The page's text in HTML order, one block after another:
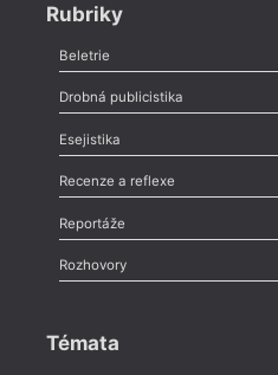
Rubriky
Beletrie
Poezie,Próza,Dokumenty
Drobná publicistika
Odlesk
Nekrolog,Glosa,Sloupek,
Esejistika
Esej ,Pádlo,Úvaha
Recenze a reflexe
Recenze
Méně slov o próze,Celá rubrika
Reportáže
Literární zítřky
Celá rubrika
Rozhovory
Témata